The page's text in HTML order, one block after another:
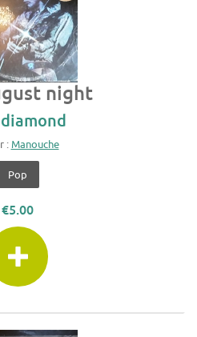
night
: Manouche
Pop
€5.00